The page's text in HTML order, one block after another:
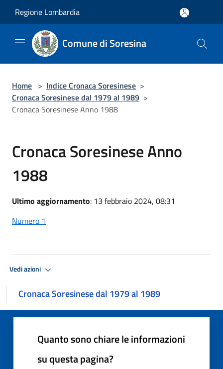
Regione Lombardia
Comune di Soresina
Home > Indice Cronaca Soresinese >
Cronaca Soresinese dal 1979 al 1989 >
Cronaca Soresinese Anno 1988
Cronaca Soresinese Anno
1988
Ultimo aggiornamento: 13 febbraio 2024, 08:31
Numero 1
Vedi azioni
Cronaca Soresinese dal 1979 al 1989
Quanto sono chiare le informazioni
su questa pagina?